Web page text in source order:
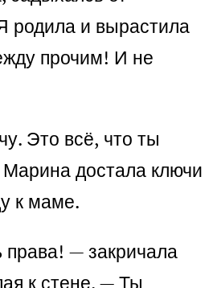
родила и вырастила
прочим! И не
Это всё, что ты
достала ключи
к маме.
— закричала
к стене. — Ты